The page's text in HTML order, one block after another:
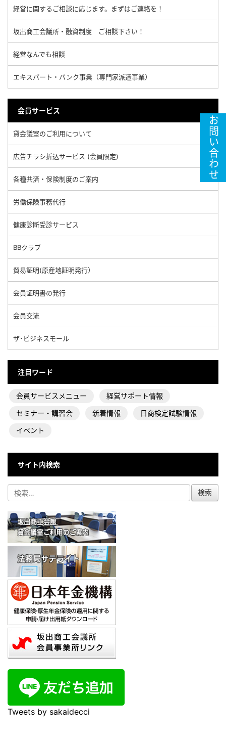
経営に関するご相談に応じます。まずはご連絡を！
坂出商工会議所・融資制度 ご相談下さい！
経営なんでも相談
エキスパート・バンク事業（専門家派遣事業）
会員サービス
貸会議室のご利用について
広告チラシ折込サービス (会員限定)
各種共済・保険制度のご案内
労働保険事務代行
健康診断受診サービス
BBクラブ
貿易証明(原産地証明発行）
会員証明書の発行
会員交流
ザ･ビジネスモール
注目ワード
会員サービスメニュー
経営サポート情報
セミナー・講習会
新着情報
日商検定試験情報
イベント
サイト内検索
Tweets by sakaidecci
お問い合わせ